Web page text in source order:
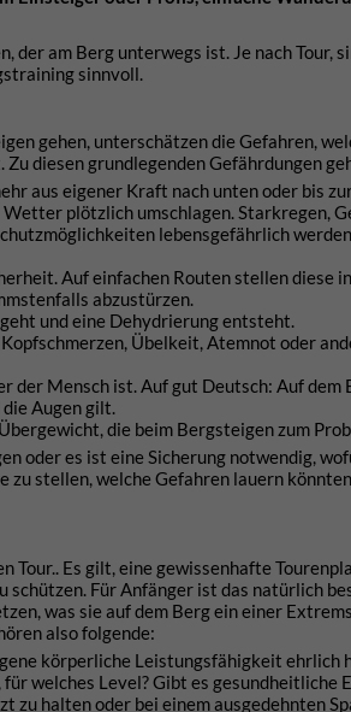
am Berg unterwegs ist. Je nach Tour,
sinnvoll.
gehen, unterschätzen die Gefahren,
diesen grundlegenden Gefährdungen
aus eigener Kraft nach unten oder bis
plötzlich umschlagen. Starkregen,
lebensgefährlich
Auf einfachen Routen stellen diese
abzustürzen.
und eine Dehydrierung entsteht.
Übelkeit, Atemnot oder
der Mensch ist. Auf gut Deutsch: Auf dem
Augen gilt.
die beim Bergsteigen zum
oder es ist eine Sicherung notwendig,
zu stellen, welche Gefahren lauern
Es gilt, eine gewissenhafte
Für Anfänger ist das natürlich
was sie auf dem Berg ein einer
also folgende:
körperliche Leistungsfähigkeit ehrlich
welches Level? Gibt es gesundheitliche
zu halten oder bei einem ausgedehnten